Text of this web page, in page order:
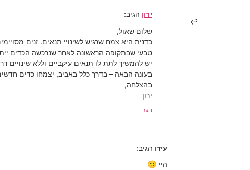
ירון הגיב:
שלום שאול,
כדנית היא צמח שרגיש לשינויי תנאים. זנים
טבעי שבתקופה הראשונה לאחר שנרכשה הכדים
יש להמשיך לתת לו תנאים עיקביים וללא שינויים
בעונה הבאה – בדרך כלל באביב, יצמחו כדים
בהצלחה,
ירון
הגב
עידו הגיב:
היי 🙂